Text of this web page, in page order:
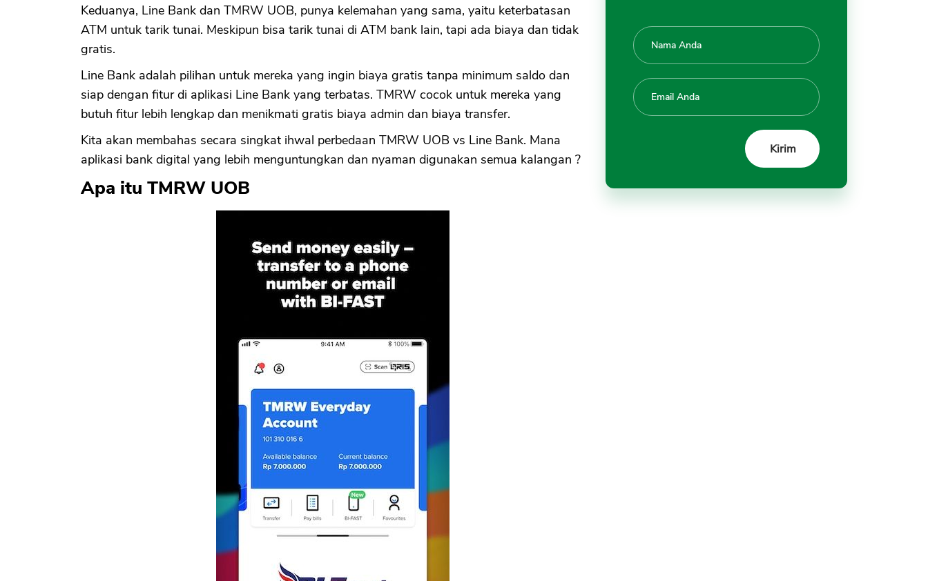
Keduanya, Line Bank dan TMRW UOB, punya kelemahan yang sama, yaitu keterbatasan
ATM untuk tarik tunai. Meskipun bisa tarik tunai di ATM bank lain, tapi ada biaya dan tidak
gratis.
Line Bank adalah pilihan untuk mereka yang ingin biaya gratis tanpa minimum saldo dan
siap dengan fitur di aplikasi Line Bank yang terbatas. TMRW cocok untuk mereka yang
butuh fitur lebih lengkap dan menikmati gratis biaya admin dan biaya transfer.
Kita akan membahas secara singkat ihwal perbedaan TMRW UOB vs Line Bank. Mana
aplikasi bank digital yang lebih menguntungkan dan nyaman digunakan semua kalangan ?
Apa itu TMRW UOB